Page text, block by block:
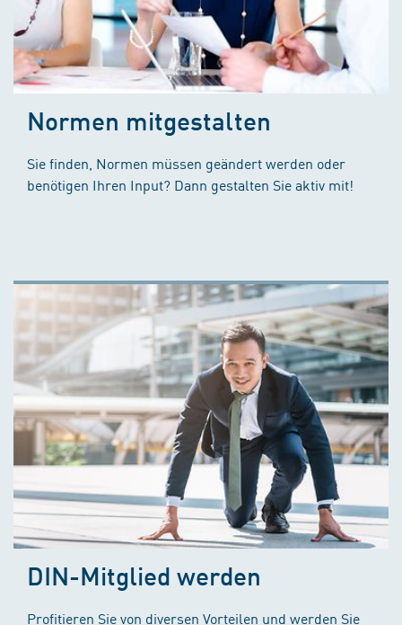
Normen mitgestalten
Sie finden, Normen müssen geändert werden oder
benötigen Ihren Input? Dann gestalten Sie aktiv mit!
DIN-Mitglied werden
Profitieren Sie von diversen Vorteilen und werden Sie